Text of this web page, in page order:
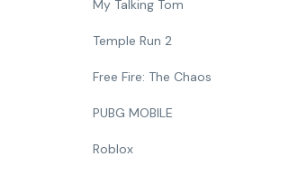
My Talking Tom
Temple Run 2
Free Fire: The Chaos
PUBG MOBILE
Roblox